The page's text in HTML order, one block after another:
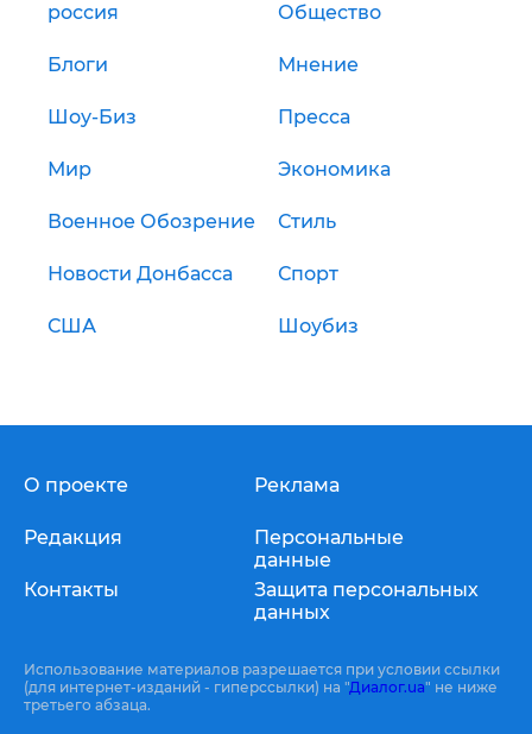
россия Общество
Блоги Мнение
Шоу-Биз Пресса
Мир Экономика
Военное Обозрение Стиль
Новости Донбасса Спорт
США Шоубиз
О проекте
Редакция
Контакты
Реклама
Персональные
данные
Защита персональных
данных
Использование материалов разрешается при условии ссылки
(для интернет-изданий - гиперссылки) на "Диалог.ua" не ниже
третьего абзаца.